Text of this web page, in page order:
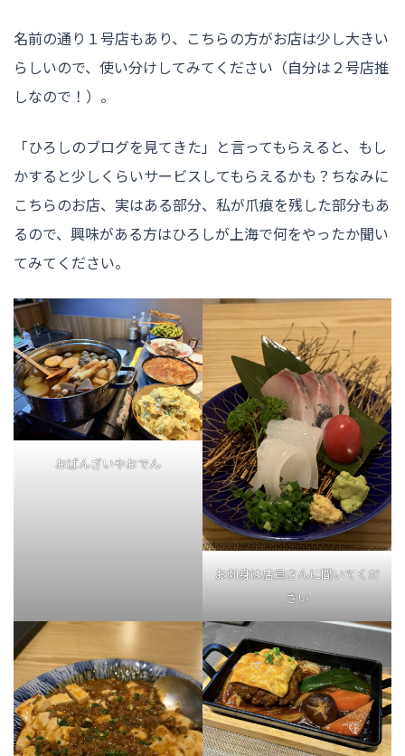
名前の通り１号店もあり、こちらの方がお店は少し大きい
らしいので、使い分けしてみてください（自分は２号店推
しなので！）。
「ひろしのブログを見てきた」と言ってもらえると、もし
かすると少しくらいサービスしてもらえるかも？ちなみに
こちらのお店、実はある部分、私が爪痕を残した部分もあ
るので、興味がある方はひろしが上海で何をやったか聞い
てみてください。
おばんざいやおでん
お刺身は店員さんに聞いてくだ
さい